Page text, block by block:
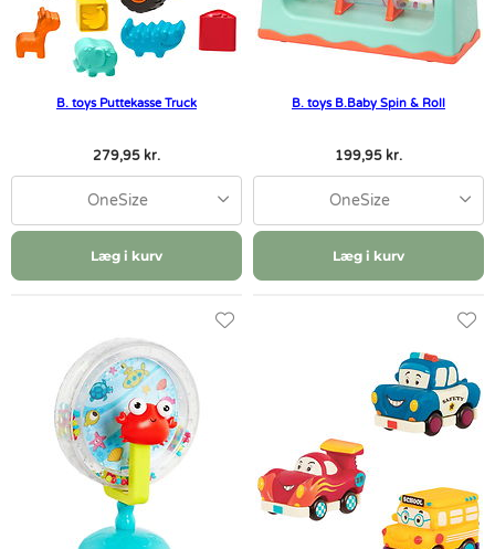
B. toys Puttekasse Truck
279,95 kr.
OneSize
Læg i kurv
B. toys B.Baby Spin & Roll
199,95 kr.
OneSize
Læg i kurv